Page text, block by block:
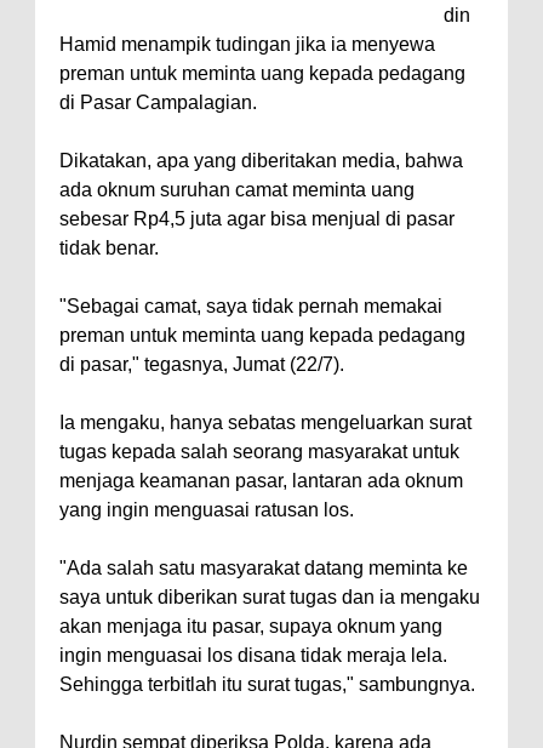
din
Hamid menampik tudingan jika ia menyewa
preman untuk meminta uang kepada pedagang
di Pasar Campalagian.
Dikatakan, apa yang diberitakan media, bahwa
ada oknum suruhan camat meminta uang
sebesar Rp4,5 juta agar bisa menjual di pasar
tidak benar.
"Sebagai camat, saya tidak pernah memakai
preman untuk meminta uang kepada pedagang
di pasar," tegasnya, Jumat (22/7).
Ia mengaku, hanya sebatas mengeluarkan surat
tugas kepada salah seorang masyarakat untuk
menjaga keamanan pasar, lantaran ada oknum
yang ingin menguasai ratusan los.
"Ada salah satu masyarakat datang meminta ke
saya untuk diberikan surat tugas dan ia mengaku
akan menjaga itu pasar, supaya oknum yang
ingin menguasai los disana tidak meraja lela.
Sehingga terbitlah itu surat tugas," sambungnya.
Nurdin sempat diperiksa Polda, karena ada